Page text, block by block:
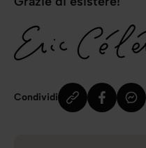
Condividi